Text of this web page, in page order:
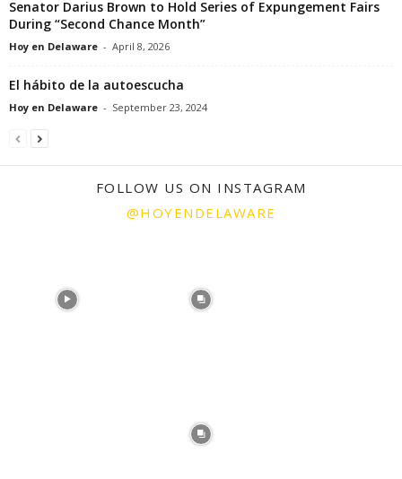
Senator Darius Brown to Hold Series of Expungement Fairs
During “Second Chance Month”
Hoy en Delaware - April 8, 2026
El hábito de la autoescucha
Hoy en Delaware - September 23, 2024
FOLLOW US ON INSTAGRAM
@HOYENDELAWARE